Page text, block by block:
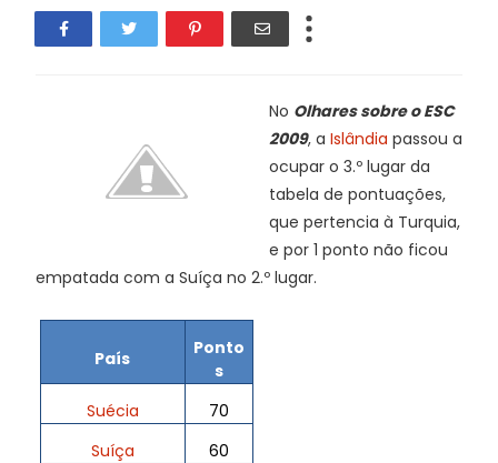
No Olhares sobre o ESC
2009, a Islândia passou a
ocupar o 3.º lugar da
tabela de pontuações,
que pertencia à Turquia,
e por 1 ponto não ficou
empatada com a Suíça no 2.º lugar.
País
Ponto
s
Suécia
70
Suíça
60